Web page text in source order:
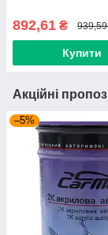
892,61 ₴
Купити
Акційні
–5%